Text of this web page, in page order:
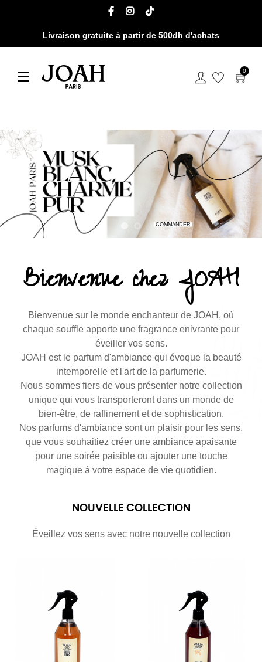
Livraison gratuite à partir de 500dh d'achats
Basculer la navigation
☰ 0
COMMANDER
Bienvenue chez JOAH
Bienvenue sur le monde enchanteur de JOAH, où
chaque souffle apporte une fragrance enivrante pour
éveiller vos sens.
JOAH est le parfum d'ambiance qui évoque la beauté
intemporelle et l'art de la parfumerie.
Nous sommes fiers de vous présenter notre collection
unique qui vous transporteront dans un monde de
bien-être, de raffinement et de sophistication.
Nos parfums d'ambiance sont un plaisir pour les sens,
que vous souhaitiez créer une ambiance apaisante
pour une soirée paisible ou ajouter une touche
magique à votre espace de vie quotidien.
NOUVELLE COLLECTION
Éveillez vos sens avec notre nouvelle collection